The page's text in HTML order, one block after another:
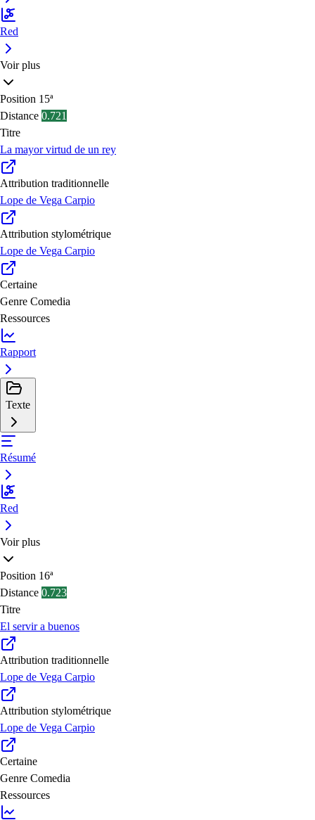
Red
Voir plus
Position 15ª
Distance 0.721
Titre
La mayor virtud de un rey
Attribution traditionnelle
Lope de Vega Carpio
Attribution stylométrique
Lope de Vega Carpio
Certaine
Genre Comedia
Ressources
Rapport
Texte
Résumé
Red
Voir plus
Position 16ª
Distance 0.723
Titre
El servir a buenos
Attribution traditionnelle
Lope de Vega Carpio
Attribution stylométrique
Lope de Vega Carpio
Certaine
Genre Comedia
Ressources